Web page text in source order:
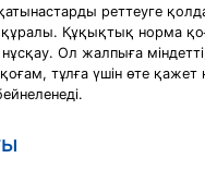
реттеуге
Құқықтық норма
нұсқау. Ол жалпыға
тұлға үшін өте қажет